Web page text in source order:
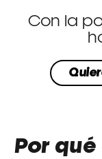
Con la
Por